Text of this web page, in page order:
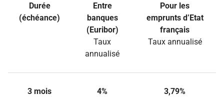
Durée
(échéance)
Entre
banques
(Euribor)
Taux
annualisé
Pour les
emprunts d’Etat
français
Taux annualisé
3 mois 4% 3,79%